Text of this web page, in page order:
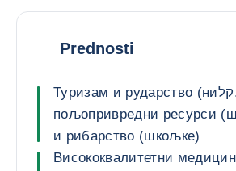
Prednosti
Туризам и рударство (ниקל, кобалт),
пољопривредни ресурси
и рибарство (шкољке)
Висококвалитетни